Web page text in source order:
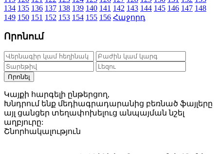
134 135 136 137 138 139 140 141 142 143 144 145 146 147 148
149 150 151 152 153 154 155 156 Հաջորդ
Որոնում
Որոնել
Կայքի հարգելի ընթերցող,
Խնդրում ենք մեդիագրադարանից բեռնած ֆայլերը
այլ ցանցեր տեղափոխելուց անպայման նշել
աղբյուրը:
Շնորհակալություն